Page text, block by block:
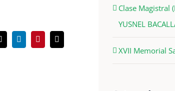
Clase Magistral
YUSNEL
XVII Memorial